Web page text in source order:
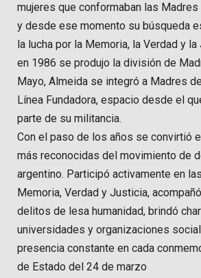
mujeres que conformaban las
y desde ese momento su búsqueda
la lucha por la Memoria, la Verdad y la
en 1986 se produjo la división de
Mayo, Almeida se integró a Madres
Línea Fundadora, espacio desde el
parte de su militancia.
Con el paso de los años se convirtió
más reconocidas del movimiento de
argentino. Participó activamente en
Memoria, Verdad y Justicia,
delitos de lesa humanidad, brindó
universidades y organizaciones
presencia constante en cada
de Estado del 24 de marzo